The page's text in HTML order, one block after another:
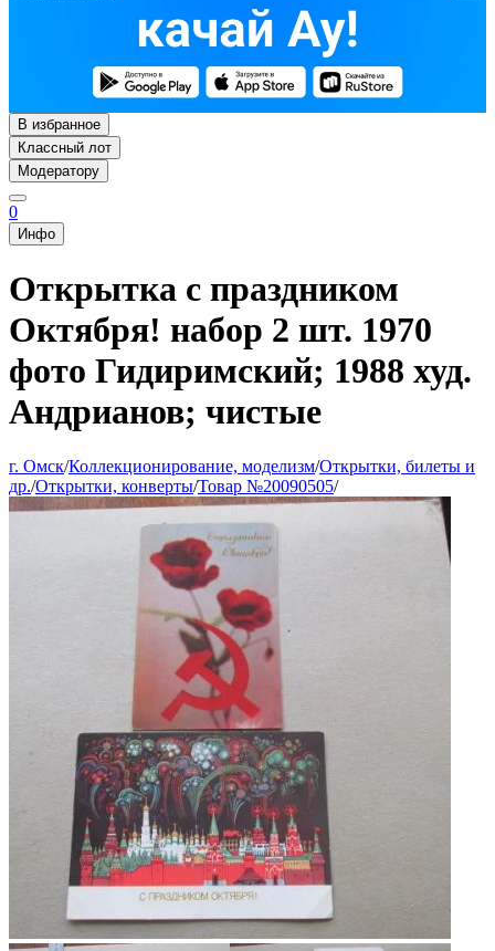
В избранное
Классный лот
Модератору
0
Инфо
Открытка с праздником
Октября! набор 2 шт. 1970
фото Гидиримский; 1988 худ.
Андрианов; чистые
г. Омск/Коллекционирование, моделизм/Открытки, билеты и
др./Открытки, конверты/Товар №20090505/